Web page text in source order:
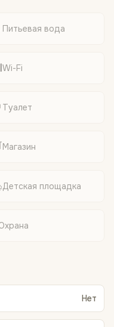
Питьевая вода
Wi-Fi
Туалет
Магазин
Детская площадка
Нет